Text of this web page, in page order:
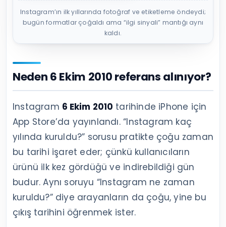
Instagram’ın ilk yıllarında fotoğraf ve etiketleme öndeydi;
bugün formatlar çoğaldı ama “ilgi sinyali” mantığı aynı
kaldı.
Neden 6 Ekim 2010 referans alınıyor?
Instagram 6 Ekim 2010 tarihinde iPhone için
App Store’da yayınlandı. “Instagram kaç
yılında kuruldu?” sorusu pratikte çoğu zaman
bu tarihi işaret eder; çünkü kullanıcıların
ürünü ilk kez gördüğü ve indirebildiği gün
budur. Aynı soruyu “Instagram ne zaman
kuruldu?” diye arayanların da çoğu, yine bu
çıkış tarihini öğrenmek ister.